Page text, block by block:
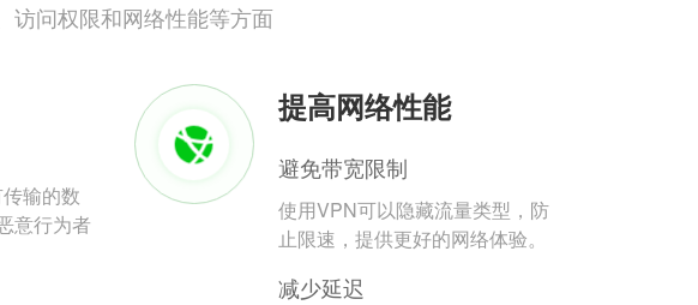
访问权限和网络性能等方面
输的数
意行为者
提高网络性能
避免带宽限制
使用VPN可以隐藏流量类型，防
止限速，提供更好的网络体验。
减少延迟